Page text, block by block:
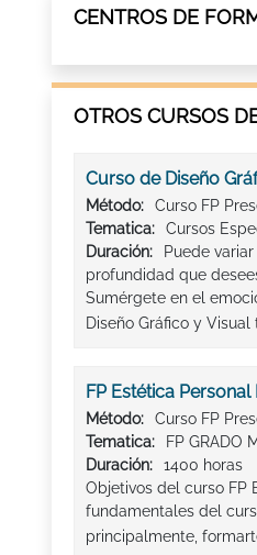
CENTROS DE
OTROS CURSOS
Curso de Diseño
Método:
Curso FP
Tematica:
Cursos
Duración:
Puede
profundidad que
Sumérgete en el
Diseño Gráfico y
FP Estética
Método:
Curso FP
Tematica:
FP GRADO
Duración:
1400 horas
Objetivos del curso FP
fundamentales del
principalmente,